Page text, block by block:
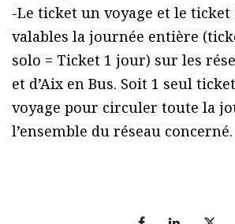
-Le ticket un voyage et le ticket
valables la journée entière
solo = Ticket 1 jour) sur les
et d’Aix en Bus. Soit 1 seul
voyage pour circuler toute la
l’ensemble du réseau concerné.